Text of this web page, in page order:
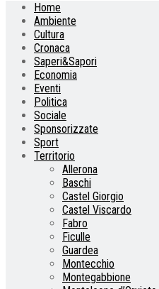
Home
Ambiente
Cultura
Cronaca
Saperi&Sapori
Economia
Eventi
Politica
Sociale
Sponsorizzate
Sport
Territorio
Allerona
Baschi
Castel Giorgio
Castel Viscardo
Fabro
Ficulle
Guardea
Montecchio
Montegabbione